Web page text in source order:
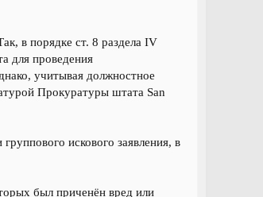
в порядке ст. 8 раздела IV
для проведения
учитывая должностное
Прокуратуры штата San
искового заявления, в
был приченён вред или